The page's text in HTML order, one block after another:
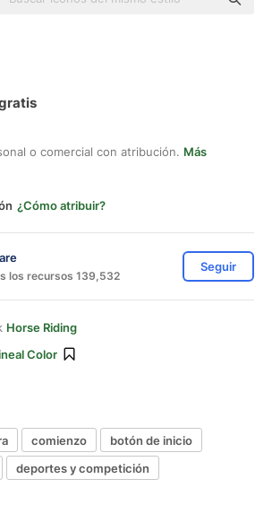
o comercial con atribución. Más
¿Cómo atribuir?
los recursos 139,532
Seguir
Horse Riding
Color
comienzo
botón de inicio
deportes y competición